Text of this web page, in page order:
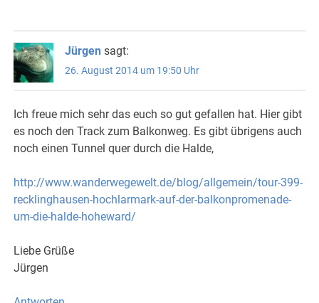
Jürgen sagt:
26. August 2014 um 19:50 Uhr
Ich freue mich sehr das euch so gut gefallen hat. Hier gibt
es noch den Track zum Balkonweg. Es gibt übrigens auch
noch einen Tunnel quer durch die Halde,
http://www.wanderwegewelt.de/blog/allgemein/tour-399-
recklinghausen-hochlarmark-auf-der-balkonpromenade-
um-die-halde-hoheward/
Liebe Grüße
Jürgen